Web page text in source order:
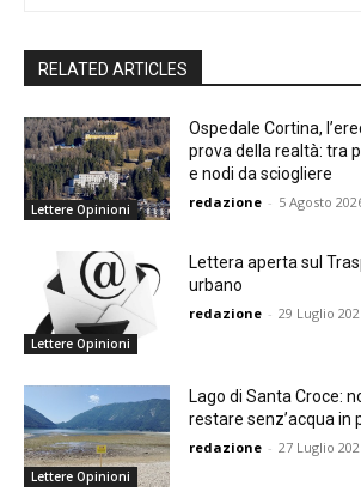
RELATED ARTICLES
Lettere Opinioni
Ospedale Cortina,
prova della realtà: tra
e nodi da sciogliere
redazione - 5 Agosto
Lettere Opinioni
Lettera aperta sul
urbano
redazione - 29 Luglio
Lettere Opinioni
Lago di Santa Croce:
restare senz’acqua in
redazione - 27 Luglio